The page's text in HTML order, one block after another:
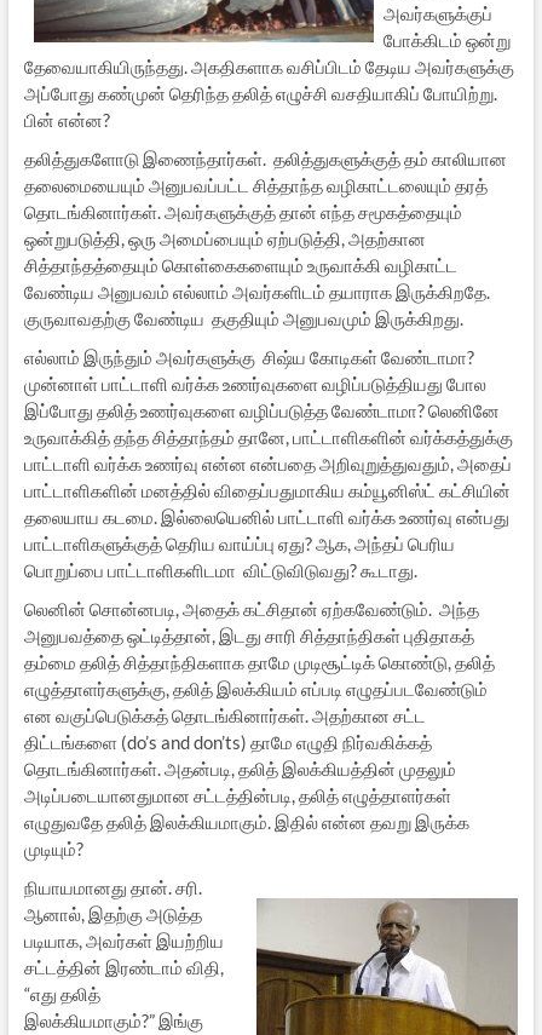
அவர்களுக்குப்
போக்கிடம் ஒன்று
தேவையாகியிருந்தது. அகதிகளாக வசிப்பிடம் தேடிய அவர்களுக்கு
அப்போது கண்முன் தெரிந்த தலித் எழுச்சி வசதியாகிப் போயிற்று.
பின் என்ன?
தலித்துகளோடு இணைந்தார்கள். தலித்துகளுக்குத் தம் காலியான
தலைமையையும் அனுபவப்பட்ட சித்தாந்த வழிகாட்டலையும் தரத்
தொடங்கினார்கள். அவர்களுக்குத் தான் எந்த சமூகத்தையும்
ஒன்றுபடுத்தி, ஒரு அமைப்பையும் ஏற்படுத்தி, அதற்கான
சித்தாந்தத்தையும் கொள்கைகளையும் உருவாக்கி வழிகாட்ட
வேண்டிய அனுபவம் எல்லாம் அவர்களிடம் தயாராக இருக்கிறதே.
குருவாவதற்கு வேண்டிய தகுதியும் அனுபவமும் இருக்கிறது.
எல்லாம் இருந்தும் அவர்களுக்கு சிஷ்ய கோடிகள் வேண்டாமா?
முன்னாள் பாட்டாளி வர்க்க உணர்வுகளை வழிப்படுத்தியது போல
இப்போது தலித் உணர்வுகளை வழிப்படுத்த வேண்டாமா? லெனினே
உருவாக்கித் தந்த சித்தாந்தம் தானே, பாட்டாளிகளின் வர்க்கத்துக்கு
பாட்டாளி வர்க்க உணர்வு என்ன என்பதை அறிவுறுத்துவதும், அதைப்
பாட்டாளிகளின் மனத்தில் விதைப்பதுமாகிய கம்யூனிஸ்ட் கட்சியின்
தலையாய கடமை. இல்லையெனில் பாட்டாளி வர்க்க உணர்வு என்பது
பாட்டாளிகளுக்குத் தெரிய வாய்ப்பு ஏது? ஆக, அந்தப் பெரிய
பொறுப்பை பாட்டாளிகளிடமா விட்டுவிடுவது? கூடாது.
லெனின் சொன்னபடி, அதைக் கட்சிதான் ஏற்கவேண்டும். அந்த
அனுபவத்தை ஒட்டித்தான், இடது சாரி சித்தாந்திகள் புதிதாகத்
தம்மை தலித் சித்தாந்திகளாக தாமே முடிசூட்டிக் கொண்டு, தலித்
எழுத்தாளர்களுக்கு, தலித் இலக்கியம் எப்படி எழுதப்படவேண்டும்
என வகுப்பெடுக்கத் தொடங்கினார்கள். அதற்கான சட்ட
திட்டங்களை (do’s and don’ts) தாமே எழுதி நிர்வகிக்கத்
தொடங்கினார்கள். அதன்படி, தலித் இலக்கியத்தின் முதலும்
அடிப்படையானதுமான சட்டத்தின்படி, தலித் எழுத்தாளர்கள்
எழுதுவதே தலித் இலக்கியமாகும். இதில் என்ன தவறு இருக்க
முடியும்?
நியாயமானது தான். சரி.
ஆனால், இதற்கு அடுத்த
படியாக, அவர்கள் இயற்றிய
சட்டத்தின் இரண்டாம் விதி,
“எது தலித்
இலக்கியமாகும்?” இங்கு